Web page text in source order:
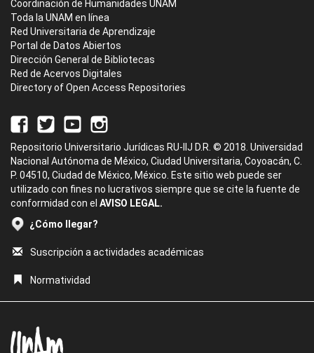
Coordinación de Humanidades UNAM
Toda la UNAM en línea
Red Universitaria de Aprendizaje
Portal de Datos Abiertos
Dirección General de Bibliotecas
Red de Acervos Digitales
Directory of Open Access Repositories
Repositorio Universitario Jurídicas RU-IIJ D.R. © 2018. Universidad
Nacional Autónoma de México, Ciudad Universitaria, Coyoacán, C.
P. 04510, Ciudad de México, México. Este sitio web puede ser
utilizado con fines no lucrativos siempre que se cite la fuente de
conformidad con el AVISO LEGAL.
¿Cómo llegar?
Suscripción a actividades académicas
Normatividad